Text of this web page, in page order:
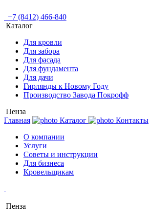
+7 (8412) 466-840
Каталог
Для кровли
Для забора
Для фасада
Для фундамента
Для дачи
Гирлянды к Новому Году
Производство Завода Покрофф
Пенза
Главная
Каталог Контакты
О компании
Услуги
Советы и инструкции
Для бизнеса
Кровельщикам
Пенза